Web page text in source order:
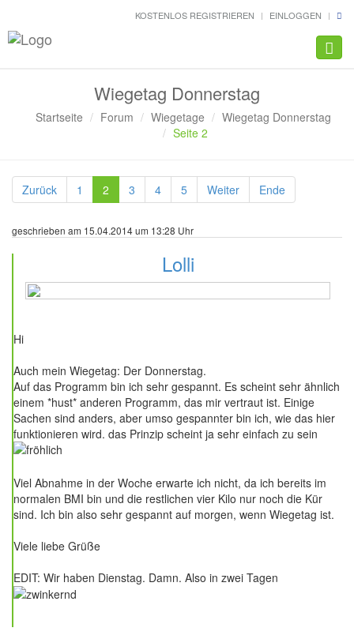
KOSTENLOS REGISTRIEREN EINLOGGEN
Wiegetag Donnerstag
Startseite Forum Wiegetage
Wiegetag Donnerstag
Seite 2
Zurück 1 2 3 4 5 Weiter Ende
geschrieben am 15.04.2014 um 13:28 Uhr
Lolli
Hi
Auch mein Wiegetag: Der Donnerstag.
Auf das Programm bin ich sehr gespannt. Es scheint sehr ähnlich
einem *hust* anderen Programm, das mir vertraut ist. Einige
Sachen sind anders, aber umso gespannter bin ich, wie das hier
funktionieren wird. das Prinzip scheint ja sehr einfach zu sein
Viel Abnahme in der Woche erwarte ich nicht, da ich bereits im
normalen BMI bin und die restlichen vier Kilo nur noch die Kür
sind. Ich bin also sehr gespannt auf morgen, wenn Wiegetag ist.
Viele liebe Grüße
EDIT: Wir haben Dienstag. Damn. Also in zwei Tagen